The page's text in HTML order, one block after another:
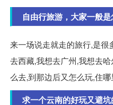
自由行旅游，大家一般
来一场说走就走的旅行,是
去西藏,我想去广州,我想去
么去,到那边后又怎么玩,住哪
求一个云南的好玩又避